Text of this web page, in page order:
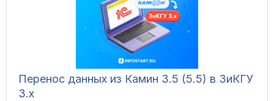
Перенос данных из Камин 3.5 (5.5) в ЗиКГУ
3.х